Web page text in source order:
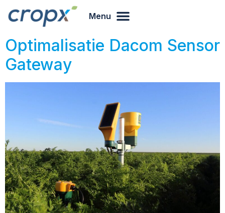
Menu
Optimalisatie Dacom Sensor
Gateway